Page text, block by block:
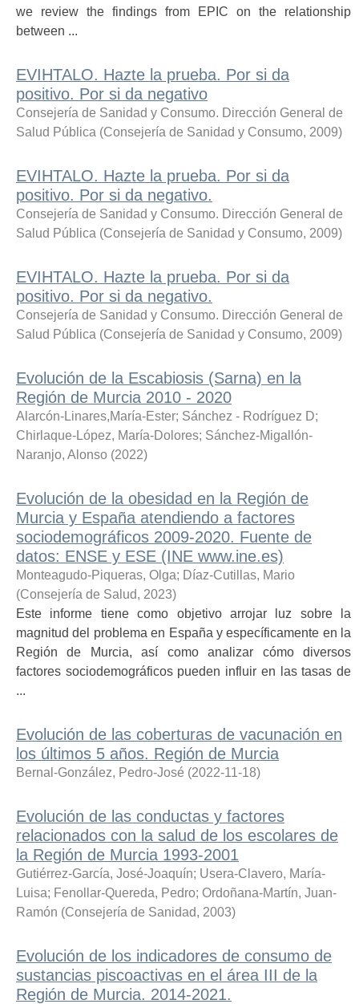
we review the findings from EPIC on the relationship
between ...
EVIHTALO. Hazte la prueba. Por si da
positivo. Por si da negativo
Consejería de Sanidad y Consumo. Dirección General de
Salud Pública (Consejería de Sanidad y Consumo, 2009)
EVIHTALO. Hazte la prueba. Por si da
positivo. Por si da negativo.
Consejería de Sanidad y Consumo. Dirección General de
Salud Pública (Consejería de Sanidad y Consumo, 2009)
EVIHTALO. Hazte la prueba. Por si da
positivo. Por si da negativo.
Consejería de Sanidad y Consumo. Dirección General de
Salud Pública (Consejería de Sanidad y Consumo, 2009)
Evolución de la Escabiosis (Sarna) en la
Región de Murcia 2010 - 2020
Alarcón-Linares,María-Ester; Sánchez - Rodríguez D;
Chirlaque-López, María-Dolores; Sánchez-Migallón-
Naranjo, Alonso (2022)
Evolución de la obesidad en la Región de
Murcia y España atendiendo a factores
sociodemográficos 2009-2020. Fuente de
datos: ENSE y ESE (INE www.ine.es)
Monteagudo-Piqueras, Olga; Díaz-Cutillas, Mario
(Consejería de Salud, 2023)
Este informe tiene como objetivo arrojar luz sobre la
magnitud del problema en España y específicamente en la
Región de Murcia, así como analizar cómo diversos
factores sociodemográficos pueden influir en las tasas de
...
Evolución de las coberturas de vacunación en
los últimos 5 años. Región de Murcia
Bernal-González, Pedro-José (2022-11-18)
Evolución de las conductas y factores
relacionados con la salud de los escolares de
la Región de Murcia 1993-2001
Gutiérrez-García, José-Joaquín; Usera-Clavero, María-
Luisa; Fenollar-Quereda, Pedro; Ordoñana-Martín, Juan-
Ramón (Consejería de Sanidad, 2003)
Evolución de los indicadores de consumo de
sustancias piscoactivas en el área III de la
Región de Murcia. 2014-2021.